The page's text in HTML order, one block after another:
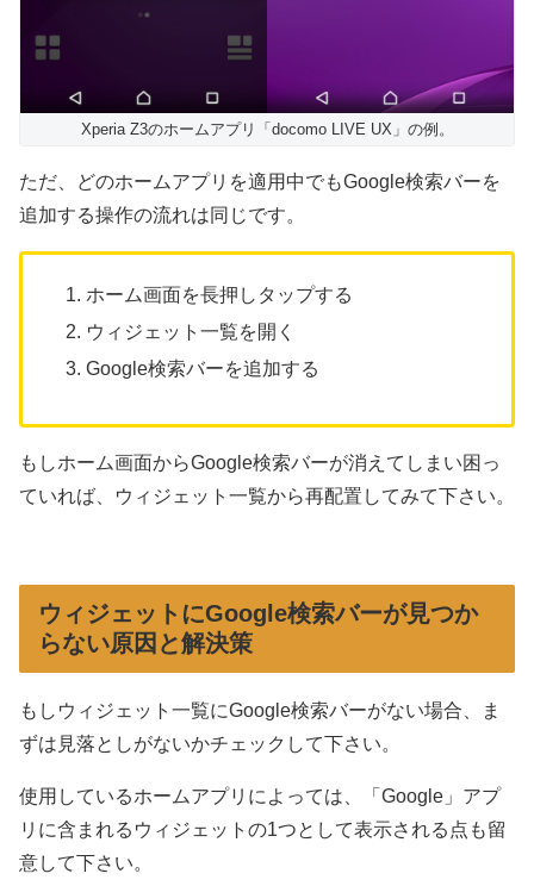
Xperia Z3のホームアプリ「docomo LIVE UX」の例。
ただ、どのホームアプリを適用中でもGoogle検索バーを
追加する操作の流れは同じです。
ホーム画面を長押しタップする
ウィジェット一覧を開く
Google検索バーを追加する
もしホーム画面からGoogle検索バーが消えてしまい困っ
ていれば、ウィジェット一覧から再配置してみて下さい。
ウィジェットにGoogle検索バーが見つか
らない原因と解決策
もしウィジェット一覧にGoogle検索バーがない場合、ま
ずは見落としがないかチェックして下さい。
使用しているホームアプリによっては、「Google」アプ
リに含まれるウィジェットの1つとして表示される点も留
意して下さい。